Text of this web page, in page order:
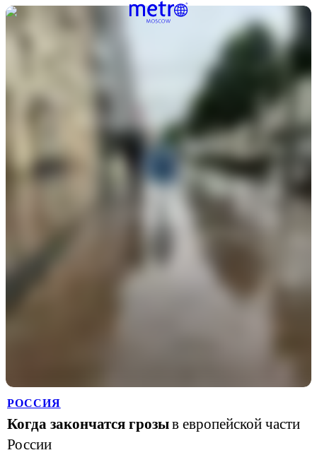
РОССИЯ
Когда закончатся грозыв европейской части
России